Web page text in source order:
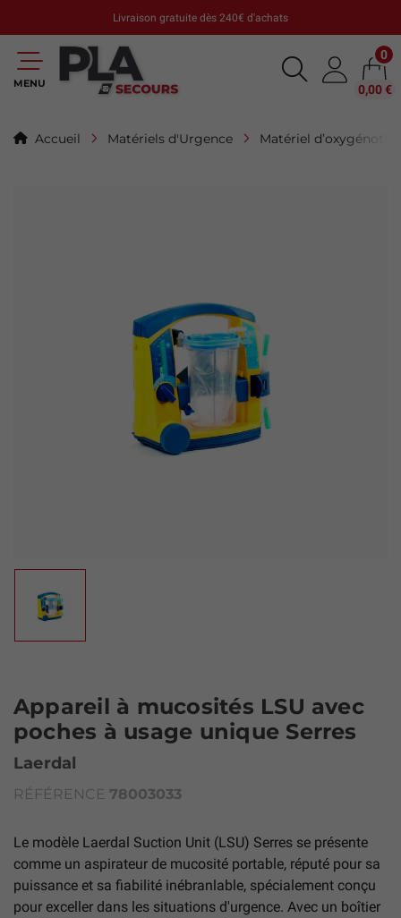
Livraison gratuite dès 240€ d'achats
MENU
0
0,00 €
Accueil Matériels d'Urgence Matériel
Appareil à mucosités LSU avec
poches à usage unique Serres
Laerdal
RÉFÉRENCE 78003033
Le modèle Laerdal Suction Unit (LSU) Serres se présente
comme un aspirateur de mucosité portable, réputé pour sa
puissance et sa fiabilité inébranlable, spécialement conçu
pour exceller dans les situations d'urgence. Avec un boîtier